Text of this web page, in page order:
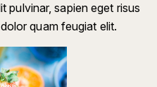
pulvinar, sapien eget risus
quam feugiat elit.